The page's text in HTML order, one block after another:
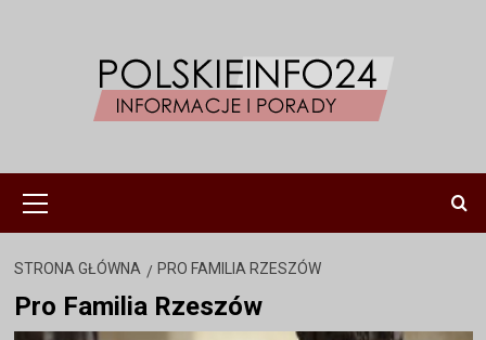
główne
STRONA GŁÓWNA PRO FAMILIA RZESZÓW
Pro Familia Rzeszów